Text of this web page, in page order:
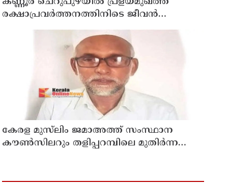
രക്ഷാപ്രവർത്തനത്തിനിടെ ജീവൻ
നഷ്ടപ്പെട്ട ആർ. രാജേഷിൻ്റെ ഭൗതിക
ശരീരത്തോട് അനാദരവ് കാണിച്ചതായി
കേരള മുസ്‌ലിം ജമാഅത്ത് സംസ്ഥാന
കൗൺസിലറും തളിപ്പറമ്പിലെ മുതിർന്ന